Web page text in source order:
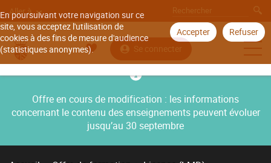
En poursuivant votre navigation sur ce
site, vous acceptez l'utilisation de
cookies à des fins de mesure d'audience
(statistiques anonymes).
Accepter Refuser
Aller à
Se connecter
Offre en cours de modification : les informations
concernant le contenu des enseignements peuvent évoluer
jusqu’au 30 septembre